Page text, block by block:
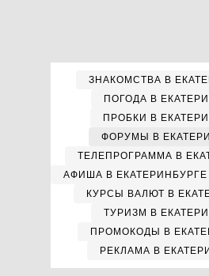
ЗНАКОМСТВА В
ПОГОДА В
ПРОБКИ В
ФОРУМЫ В
ТЕЛЕПРОГРАММА В
АФИША В ЕКАТЕРИНБУРГЕ
КУРСЫ ВАЛЮТ В
ТУРИЗМ В
ПРОМОКОДЫ В
РЕКЛАМА В